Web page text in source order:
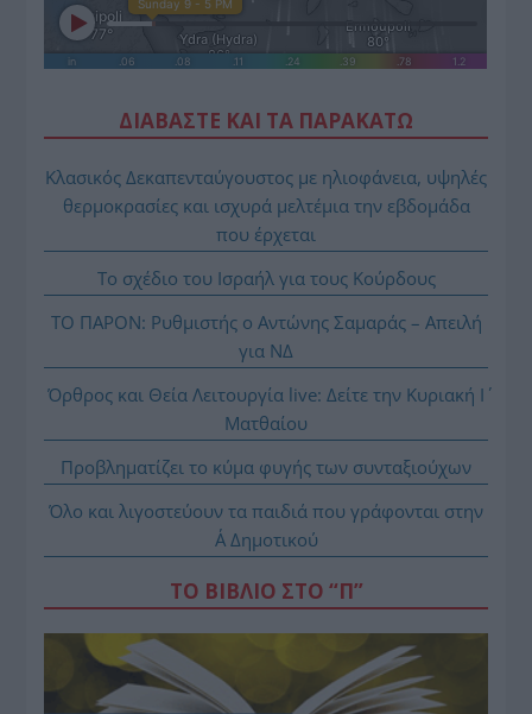
ΔΙΑΒΑΣΤΕ ΚΑΙ ΤΑ ΠΑΡΑΚΑΤΩ
Κλασικός Δεκαπενταύγουστος με ηλιοφάνεια, υψηλές
θερμοκρασίες και ισχυρά μελτέμια την εβδομάδα
που έρχεται
Το σχέδιο του Ισραήλ για τους Κούρδους
ΤΟ ΠΑΡΟΝ: Ρυθμιστής ο Αντώνης Σαμαράς – Απειλή
για ΝΔ
Όρθρος και Θεία Λειτουργία live: Δείτε την Κυριακή Ι΄
Ματθαίου
Προβληματίζει το κύμα φυγής των συνταξιούχων
Όλο και λιγοστεύουν τα παιδιά που γράφονται στην
Α΄ Δημοτικού
ΤΟ ΒΙΒΛΙΟ ΣΤΟ “Π”